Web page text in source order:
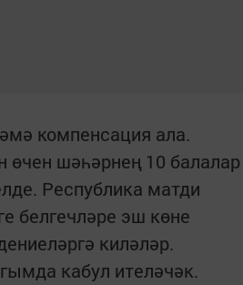
компенсация ала.
шәһәрнең 10 балалар
Республика матди
белгечләре эш көне
киләләр.
кабул ителәчәк.